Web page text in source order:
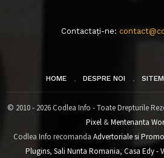
Contactați-ne:
HOME DESPRE NOI
© 2010 - 2026 Codlea Info - Toate Drepturile
Pixel&Mentenanta
Codlea Info recomanda Advertoriale si
Plugins, Sali Nunta Romania, Casa Edy -